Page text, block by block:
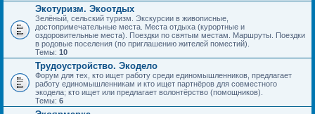
Экотуризм. Экоотдых
Зелёный, сельский туризм. Экскурсии в живописные,
достопримечательные места. Места отдыха (курортные и
оздоровительные места). Поездки по святым местам. Маршруты. Поездки
в родовые поселения (по приглашению жителей поместий).
Темы: 10
Трудоустройство. Экодело
Форум для тех, кто ищет работу среди единомышленников, предлагает
работу единомышленникам и кто ищет партнёров для совместного
экодела; кто ищет или предлагает волонтёрство (помощников).
Темы: 6